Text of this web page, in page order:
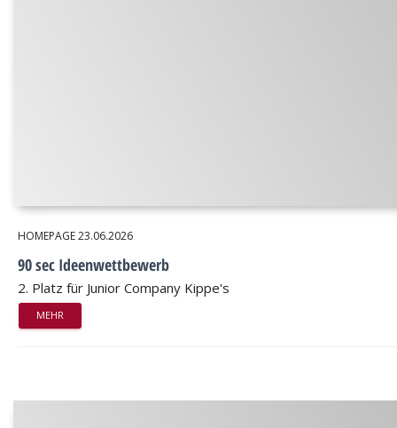
HOMEPAGE23.06.2026
90 sec Ideenwettbewerb
2. Platz für Junior Company Kippe's
MEHR